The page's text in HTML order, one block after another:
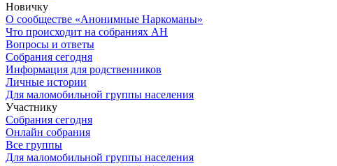
Новичку
О сообществе «Анонимные Наркоманы»
Что происходит на собраниях АН
Вопросы и ответы
Собрания сегодня
Информация для родственников
Личные истории
Для маломобильной группы населения
Участнику
Собрания сегодня
Онлайн собрания
Все группы
Для маломобильной группы населения